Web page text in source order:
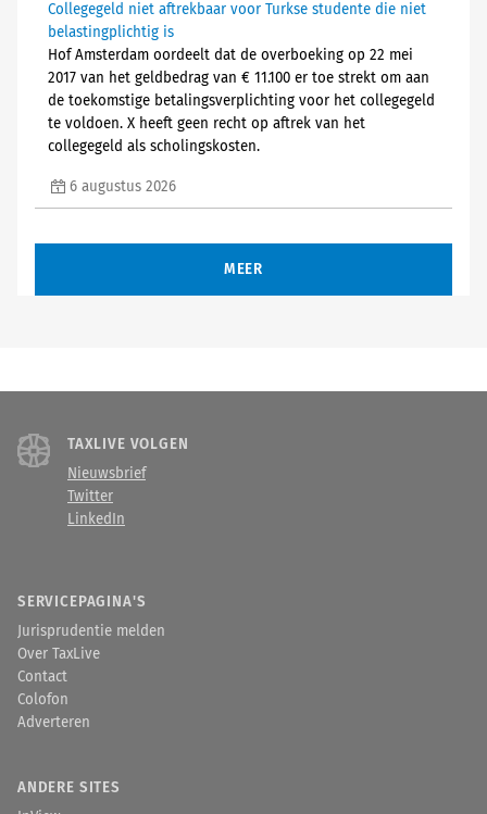
Collegegeld niet aftrekbaar voor Turkse studente die niet
belastingplichtig is
Hof Amsterdam oordeelt dat de overboeking op 22 mei
2017 van het geldbedrag van € 11.100 er toe strekt om aan
de toekomstige betalingsverplichting voor het collegegeld
te voldoen. X heeft geen recht op aftrek van het
collegegeld als scholingskosten.
6 augustus 2026
MEER
TAXLIVE VOLGEN
Nieuwsbrief
Twitter
LinkedIn
SERVICEPAGINA'S
Jurisprudentie melden
Over TaxLive
Contact
Colofon
Adverteren
ANDERE SITES